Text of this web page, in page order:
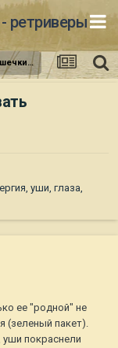
ретриверы
Кожные заболевания, аллергия, уши, глаза, подушечки лап
уши, глаза,
ее "родной" не
(зеленый пакет).
уши покраснели